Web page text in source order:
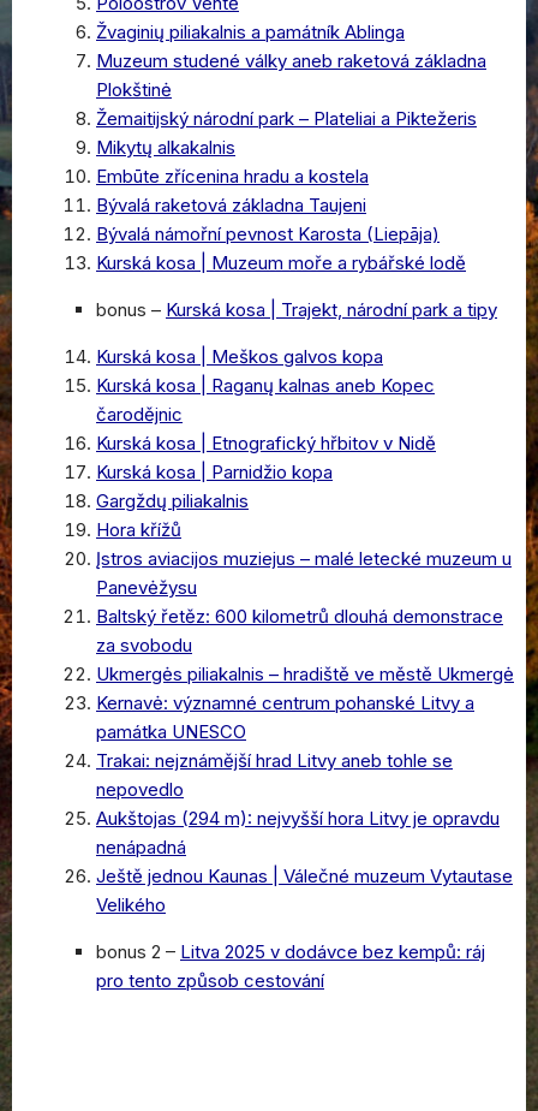
Žvaginių piliakalnis a památník Ablinga
Muzeum studené války aneb raketová základna
Plokštinė
Žemaitijský národní park – Plateliai a Piktežeris
Mikytų alkakalnis
Embūte zřícenina hradu a kostela
Bývalá raketová základna Taujeni
Bývalá námořní pevnost Karosta (Liepāja)
Kurská kosa | Muzeum moře a rybářské lodě
bonus – Kurská kosa | Trajekt, národní park a tipy
Kurská kosa | Meškos galvos kopa
Kurská kosa | Raganų kalnas aneb Kopec
čarodějnic
Kurská kosa | Etnografický hřbitov v Nidě
Kurská kosa | Parnidžio kopa
Gargždų piliakalnis
Hora křížů
Įstros aviacijos muziejus – malé letecké muzeum u
Panevėžysu
Baltský řetěz: 600 kilometrů dlouhá demonstrace
za svobodu
Ukmergės piliakalnis – hradiště ve městě Ukmergė
Kernavė: významné centrum pohanské Litvy a
památka UNESCO
Trakai: nejznámější hrad Litvy aneb tohle se
nepovedlo
Aukštojas (294 m): nejvyšší hora Litvy je opravdu
nenápadná
Ještě jednou Kaunas | Válečné muzeum Vytautase
Velikého
bonus 2 – Litva 2025 v dodávce bez kempů: ráj
pro tento způsob cestování